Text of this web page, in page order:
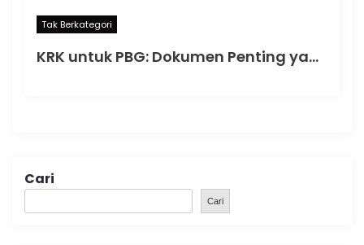
Tak Berkategori
KRK untuk PBG: Dokumen Penting yang Menentukan Kelancaran Persetujuan Bangunan Gedung
Cari
Cari